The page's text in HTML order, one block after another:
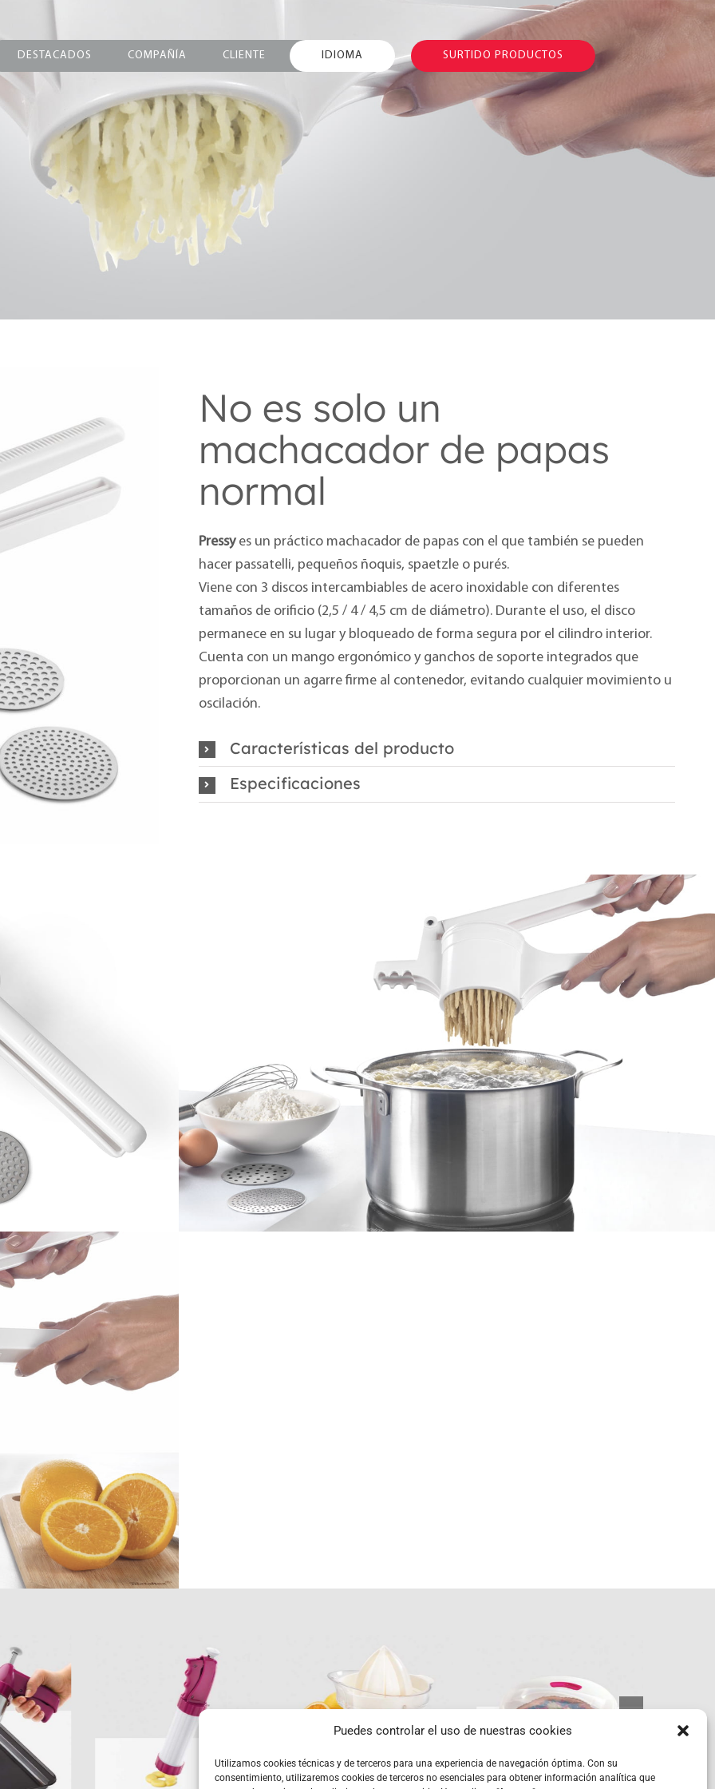
Puedes controlar el uso de nuestras cookies
Utilizamos cookies técnicas y de terceros para una experiencia de navegación óptima. Con su
consentimiento, utilizaremos cookies de terceros no esenciales para obtener información analítica que
DESTACADOS COMPAÑÍA CLIENTE IDIOMA SURTIDO PRODUCTOS
No es solo un
machacador de papas
normal
Pressyes un práctico machacador de papas con el que también se pueden
hacer passatelli, pequeños ñoquis, spaetzle o purés.
Viene con 3 discos intercambiables de acero inoxidable con diferentes
tamaños de orificio (2,5 / 4 / 4,5 cm de diámetro). Durante el uso, el disco
permanece en su lugar y bloqueado de forma segura por el cilindro interior.
Cuenta con un mango ergonómico y ganchos de soporte integrados que
proporcionan un agarre firme al contenedor, evitando cualquier movimiento u
oscilación.
Características del producto
Especificaciones
Bisquick Citrus+
Porta
pasteles
y